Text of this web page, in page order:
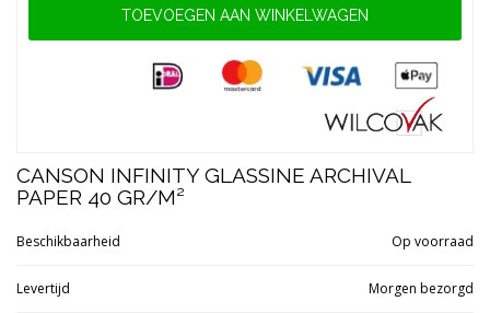
TOEVOEGEN AAN WINKELWAGEN
CANSON INFINITY GLASSINE ARCHIVAL
PAPER 40 GR/M²
Beschikbaarheid Op voorraad
Levertijd Morgen bezorgd